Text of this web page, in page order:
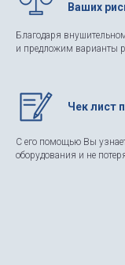
Ваших
Благодаря
и предложим варианты
Чек лист
С его помощью Вы
оборудования и не